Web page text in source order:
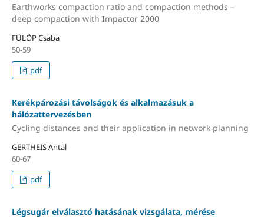
Earthworks compaction ratio and compaction methods –
deep compaction with Impactor 2000
FÜLÖP Csaba
50-59
pdf
Kerékpározási távolságok és alkalmazásuk a
hálózattervezésben
Cycling distances and their application in network planning
GERTHEIS Antal
60-67
pdf
Légsugár elválasztó hatásának vizsgálata, mérése